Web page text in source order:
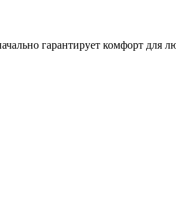
гарантирует комфорт для